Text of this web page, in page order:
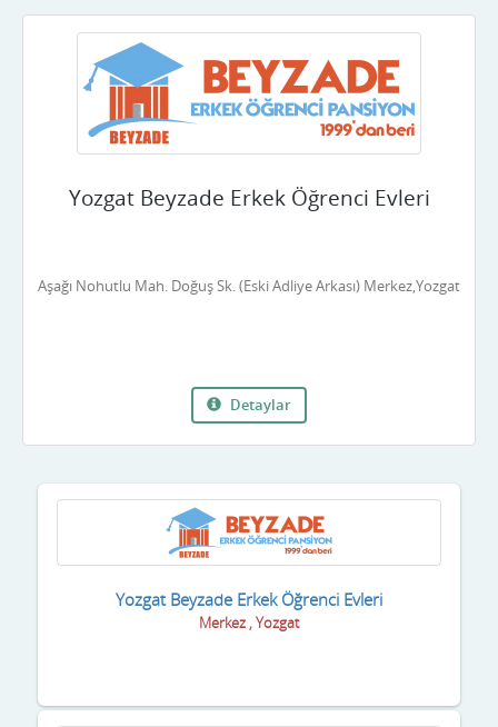
Yozgat Beyzade Erkek Öğrenci Evleri
Aşağı Nohutlu Mah. Doğuş Sk. (Eski Adliye Arkası) Merkez,Yozgat
Detaylar
Yozgat Beyzade Erkek Öğrenci Evleri
Merkez , Yozgat